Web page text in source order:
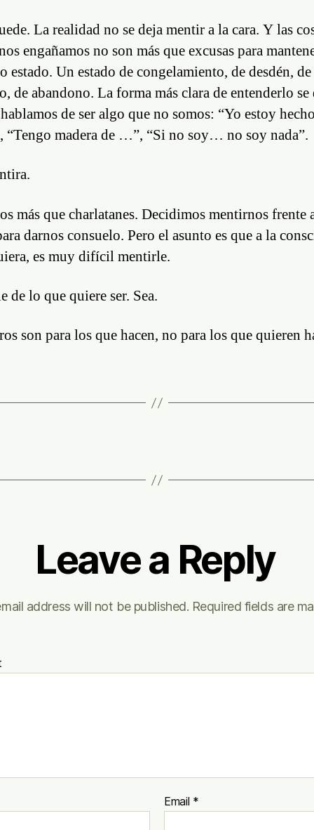
La realidad no se deja mentir a la cara. Y las
engañamos no son más que excusas para
estado. Un estado de congelamiento, de desdén, de
de abandono. La forma más clara de entenderlo se
de ser algo que no somos: “Yo estoy hecho
madera de …”, “Si no soy… no soy nada”.
más que charlatanes. Decidimos mentirnos frente
darnos consuelo. Pero el asunto es que a la
es muy difícil mentirle.
de lo que quiere ser. Sea.
son para los que hacen, no para los que quieren
Leave a Reply
address will not be published. Required fields are
Email *